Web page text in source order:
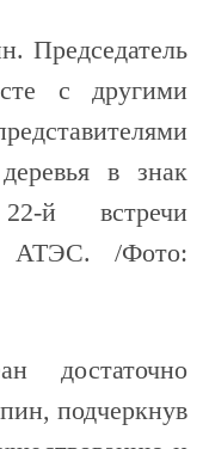
Председатель
с другими
в знак
й встречи
АТЭС. /Фото:
достаточно
подчеркнув